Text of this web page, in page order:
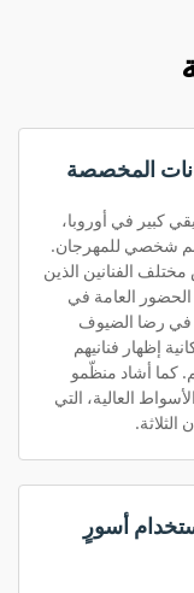
المخصصة
كبير في أوروبا،
من ٥٠٬٠٠٠ سوار معصم شخصي للمهرجان.
الفنانين الذين
العامة في
في رضا الضيوف
إظهار فنانيهم
كما أشاد منظّمو
العالية، التي
أسورٍ